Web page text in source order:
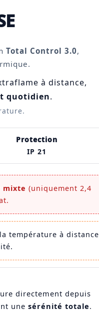
Total Control 3.0,
à distance,
quotidien.
Protection
IP 21
mixte (uniquement 2,4
température à distance
directement depuis
une sérénité totale.